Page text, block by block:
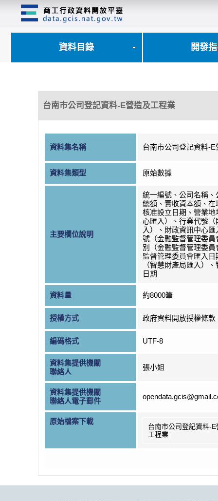
資料目錄 開發
台南市公司登記資料-E營造及工程業
資料集名稱 台南市公司登記資料-E
資料集類型 原始數據
主要欄位說明
統一編號、公司名稱、
總額、實收資本額、在
核准設立日期、營業地
心匯入）、行業代號（
入）、財政資訊中心
號（金融監督管理委員
別（金融監督管理委
監督管理委員會匯入日
（智慧財產局匯入）
日期
資料量 約8000筆
授權方式 政府資料開放授權條款
編碼格式 UTF-8
資料集提供機關
聯絡人
張小姐
資料集提供機關
聯絡人電子郵件
原始檔案下載
台南市公司登記資料-E
工程業